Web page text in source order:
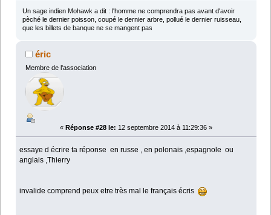
Un sage indien Mohawk a dit : l'homme ne comprendra pas avant d'avoir
pèché le dernier poisson, coupé le dernier arbre, pollué le dernier ruisseau,
que les billets de banque ne se mangent pas
éric
Membre de l'association
« Réponse #28 le: 12 septembre 2014 à 11:29:36 »
essaye d écrire ta réponse en russe , en polonais ,espagnole ou
anglais ,Thierry
invalide comprend peux etre très mal le français écris